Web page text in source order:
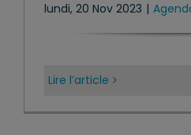
lundi, 20 Nov 2023 |
Lire l’article